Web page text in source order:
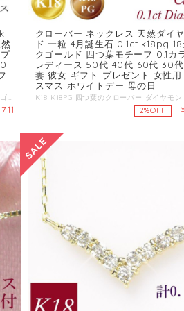
一粒 ハート ネックレス 母の日 ■使用素材：K18ゴールド(K18)・K18ピンクゴールド(K18PG)刻印有り ■サイズ：トップ縦約13mmX横約9mm ■使用石：天然ダイヤモンド1石 0.30ct 刻印有 ■チェーン約40cm(3cmアジャスターで長さが調整できます） ■チェーンは、K18と同じ意味の”750”の刻印が入ります。 ■ご注文日から13営業日後の発送となります。 ■品質保証書・ケース付 ■鑑別書付き ■モニターの発色具合によって実際のものと色が異なる場合があります。 ■ギフト配送希望の場合、納品書・領収書は付属しておりません。 ■商品カテゴリ 母の日 ホワイトデー バレンタイン ギフト 妻へのプレゼント 彼女 サプライズ ジュエリー アクセサリー 通販 贈り物 クリスマスプレゼント 結婚記念日 結婚式 レディース 女性用 人気 セール おしゃれ 20代 30代 40代 50代 60代 K18 18金 ハート ダイヤモンド レディース ゴールド 送料無料 選び抜かれたダイヤモンドをセッティングした、オープンハートネックレスがK18PGにて登場。 大粒ダイヤ0.3ctを一粒セッティング。 ちょっと服装に気合を入れるだけで、ゴージャスな雰囲気に♪ メンズの方は、妻・彼女などお気に入りの人にプレゼントしてあげてください！クリスマスプレゼントやホワイトデーのお返しに。喜ばれること間違いなしでしょう！ 金の純度が高いK18タイプを使用しているため、変色しにくいのがポイント☆プラチナに負けない煌めき。 ダイヤモンドの永遠の輝きと、大人可愛いピンクゴールドのコントラストは見る者の目を惹きます♪ ダイヤモンドネックレスの中でもぷっくらと貴金属の量がたっぷり☆お試し価格で提供します！
クローバー ネックレス 天然ダイ
ド 一粒 4月誕生石 0.1ct k18pg 18
クゴールド 四つ葉モチーフ 0.1カ
レディース 50代 40代 60代 30
妻 彼女 ギフト プレゼント 女性用
スマス ホワイトデー 母の日
2%OFF